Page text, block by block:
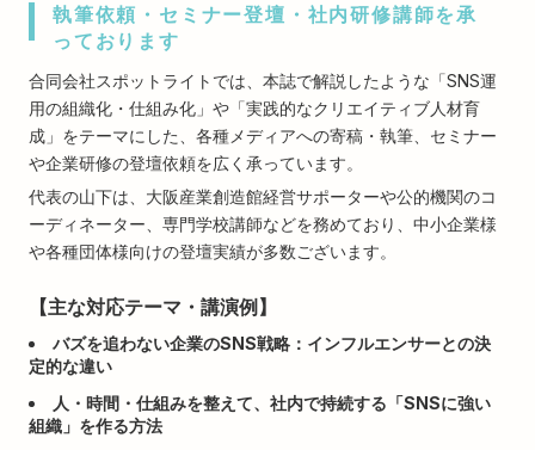
執筆依頼・セミナー登壇・社内研修講師を承
っております
合同会社スポットライトでは、本誌で解説したような「SNS運
用の組織化・仕組み化」や「実践的なクリエイティブ人材育
成」をテーマにした、各種メディアへの寄稿・執筆、セミナー
や企業研修の登壇依頼を広く承っています。
代表の山下は、大阪産業創造館経営サポーターや公的機関のコ
ーディネーター、専門学校講師などを務めており、中小企業様
や各種団体様向けの登壇実績が多数ございます。
【主な対応テーマ・講演例】
バズを追わない企業のSNS戦略：インフルエンサーとの決
定的な違い
人・時間・仕組みを整えて、社内で持続する「SNSに強い
組織」を作る方法